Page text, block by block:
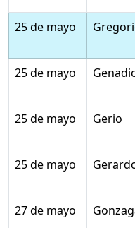
25 de mayo
25 de mayo
25 de mayo Gerio
25 de mayo
27 de mayo